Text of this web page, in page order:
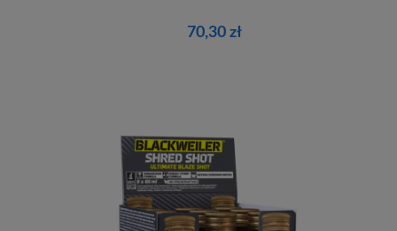
70,30 zł